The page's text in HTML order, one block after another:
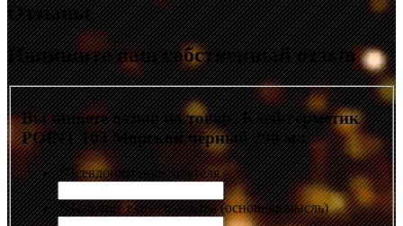
Отзывы
Напишите ваш собственный отзыв
Вы пишете отзыв на товар:Клей-герметик
POINT 103 Морской чёрный 290 мл
*Псевдоним пользователя
*Название вашего отзыва (основная мысль)